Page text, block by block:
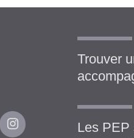
Trouver
Les PEP